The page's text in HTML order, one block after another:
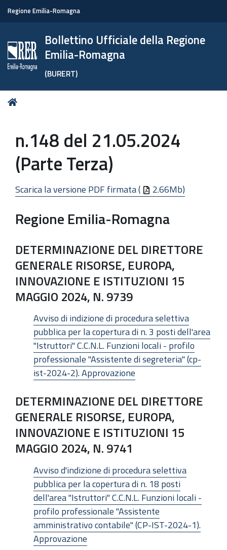
Regione Emilia-Romagna
Bollettino Ufficiale della Regione
Emilia-Romagna
(BURERT)
Tu
n.148 del 21.05.2024
(Parte Terza)
Scarica la versione PDF firmata ( 2.66Mb)
Regione Emilia-Romagna
DETERMINAZIONE DEL DIRETTORE
GENERALE RISORSE, EUROPA,
INNOVAZIONE E ISTITUZIONI 15
MAGGIO 2024, N. 9739
Avviso di indizione di procedura selettiva
pubblica per la copertura di n. 3 posti dell'area
"Istruttori" C.C.N.L. Funzioni locali - profilo
professionale "Assistente di segreteria" (cp-
ist-2024-2). Approvazione
DETERMINAZIONE DEL DIRETTORE
GENERALE RISORSE, EUROPA,
INNOVAZIONE E ISTITUZIONI 15
MAGGIO 2024, N. 9741
Avviso d'indizione di procedura selettiva
pubblica per la copertura di n. 18 posti
dell'area "Istruttori" C.C.N.L. Funzioni locali -
profilo professionale "Assistente
amministrativo contabile" (CP-IST-2024-1).
Approvazione